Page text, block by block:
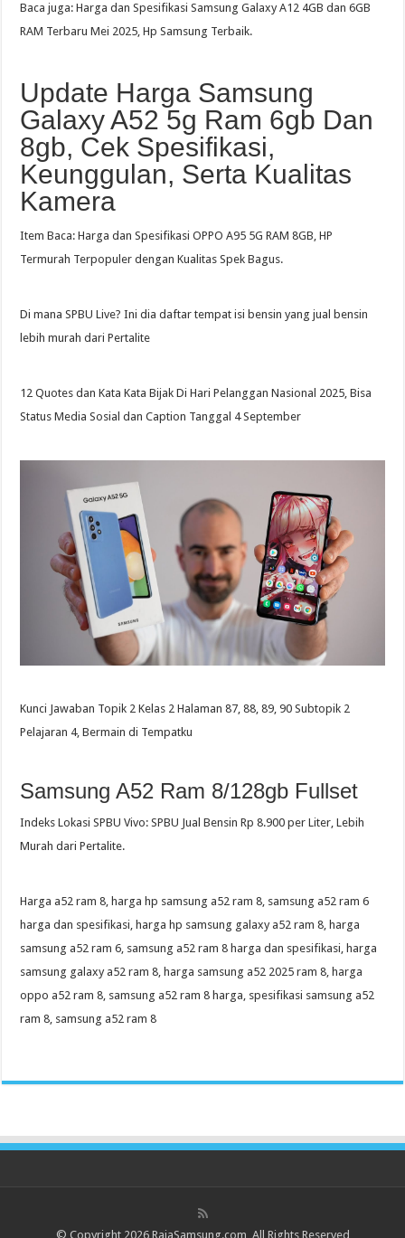
Baca juga: Harga dan Spesifikasi Samsung Galaxy A12 4GB dan 6GB
RAM Terbaru Mei 2025, Hp Samsung Terbaik.
Update Harga Samsung
Galaxy A52 5g Ram 6gb Dan
8gb, Cek Spesifikasi,
Keunggulan, Serta Kualitas
Kamera
Item Baca: Harga dan Spesifikasi OPPO A95 5G RAM 8GB, HP
Termurah Terpopuler dengan Kualitas Spek Bagus.
Di mana SPBU Live? Ini dia daftar tempat isi bensin yang jual bensin
lebih murah dari Pertalite
12 Quotes dan Kata Kata Bijak Di Hari Pelanggan Nasional 2025, Bisa
Status Media Sosial dan Caption Tanggal 4 September
Kunci Jawaban Topik 2 Kelas 2 Halaman 87, 88, 89, 90 Subtopik 2
Pelajaran 4, Bermain di Tempatku
Samsung A52 Ram 8/128gb Fullset
Indeks Lokasi SPBU Vivo: SPBU Jual Bensin Rp 8.900 per Liter, Lebih
Murah dari Pertalite.
Harga a52 ram 8, harga hp samsung a52 ram 8, samsung a52 ram 6
harga dan spesifikasi, harga hp samsung galaxy a52 ram 8, harga
samsung a52 ram 6, samsung a52 ram 8 harga dan spesifikasi, harga
samsung galaxy a52 ram 8, harga samsung a52 2025 ram 8, harga
oppo a52 ram 8, samsung a52 ram 8 harga, spesifikasi samsung a52
ram 8, samsung a52 ram 8
© Copyright 2026 RajaSamsung.com, All Rights Reserved